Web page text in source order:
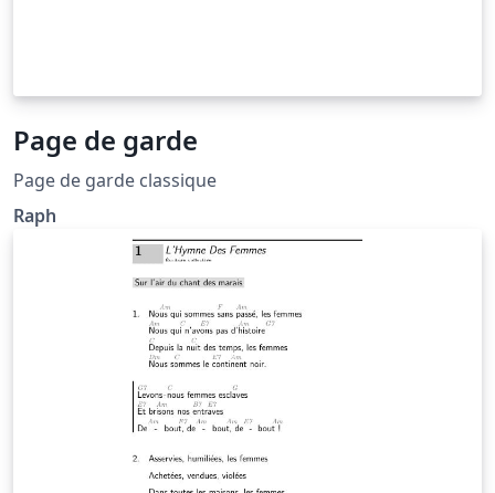
Page de garde
Page de garde classique
Raph